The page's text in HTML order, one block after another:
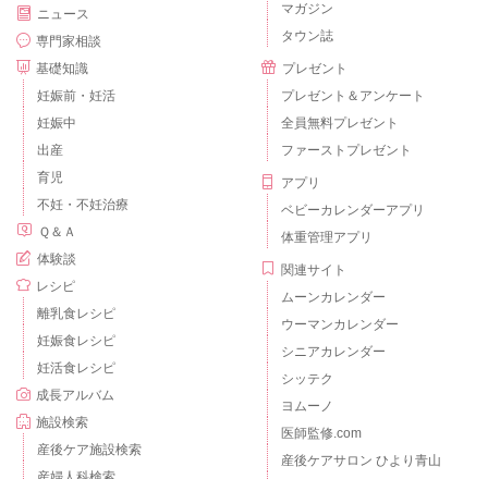
ニュース
専門家相談
基礎知識
妊娠前・妊活
妊娠中
出産
育児
不妊・不妊治療
Ｑ＆Ａ
体験談
レシピ
離乳食レシピ
妊娠食レシピ
妊活食レシピ
成長アルバム
施設検索
産後ケア施設検索
マガジン
タウン誌
プレゼント
プレゼント＆アンケート
全員無料プレゼント
ファーストプレゼント
アプリ
ベビーカレンダーアプリ
体重管理アプリ
関連サイト
ムーンカレンダー
ウーマンカレンダー
シニアカレンダー
シッテク
ヨムーノ
医師監修.com
産後ケアサロン ひより青山